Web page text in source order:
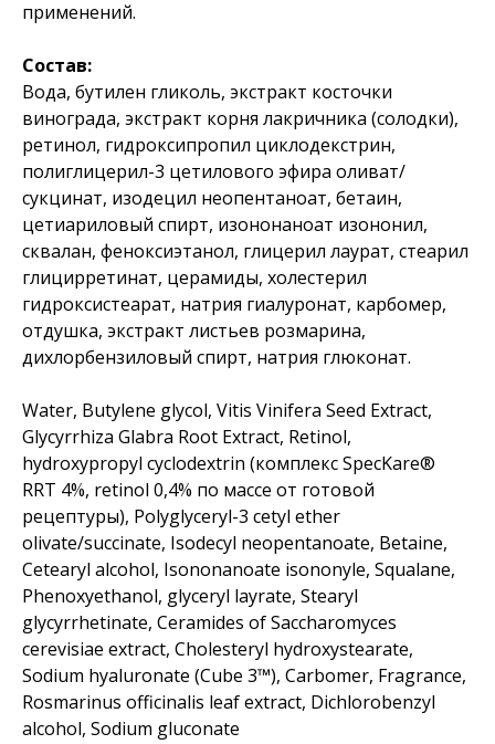
применений.
Состав:
Вода, бутилен гликоль, экстракт косточки
винограда, экстракт корня лакричника (солодки),
ретинол, гидроксипропил циклодекстрин,
полиглицерил-3 цетилового эфира оливат/
сукцинат, изодецил неопентаноат, бетаин,
цетиариловый спирт, изононаноат изононил,
сквалан, феноксиэтанол, глицерил лаурат, стеарил
глицирретинат, церамиды, холестерил
гидроксистеарат, натрия гиалуронат, карбомер,
отдушка, экстракт листьев розмарина,
дихлорбензиловый спирт, натрия глюконат.
Water, Butylene glycol, Vitis Vinifera Seed Extract,
Glycyrrhiza Glabra Root Extract, Retinol,
hydroxypropyl cyclodextrin (комплекс SpecKare®
RRT 4%, retinol 0,4% по массе от готовой
рецептуры), Polyglyceryl-3 cetyl ether
olivate/succinate, Isodecyl neopentanoate, Betaine,
Cetearyl alcohol, Isononanoate isononyle, Squalane,
Phenoxyethanol, glyceryl layrate, Stearyl
glycyrrhetinate, Ceramides of Saccharomyces
cerevisiae extract, Cholesteryl hydroxystearate,
Sodium hyaluronate (Cube 3™), Carbomer, Fragrance,
Rosmarinus officinalis leaf extract, Dichlorobenzyl
alcohol, Sodium gluconate